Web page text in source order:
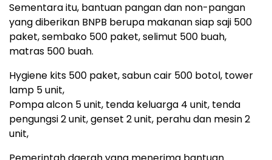
Sementara itu, bantuan pangan dan non-pangan
yang diberikan BNPB berupa makanan siap saji 500
paket, sembako 500 paket, selimut 500 buah,
matras 500 buah.
Hygiene kits 500 paket, sabun cair 500 botol, tower
lamp 5 unit,
Pompa alcon 5 unit, tenda keluarga 4 unit, tenda
pengungsi 2 unit, genset 2 unit, perahu dan mesin 2
unit,